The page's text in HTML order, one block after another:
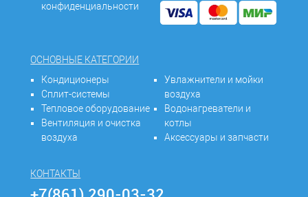
конфиденциальности
ОСНОВНЫЕ КАТЕГОРИИ
Кондиционеры
Сплит-системы
Тепловое оборудование
Вентиляция и очистка
воздуха
Увлажнители и мойки
воздуха
Водонагреватели и
котлы
Аксессуары и запчасти
КОНТАКТЫ